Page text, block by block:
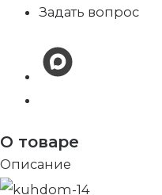
Задать вопрос
О товаре
Описание